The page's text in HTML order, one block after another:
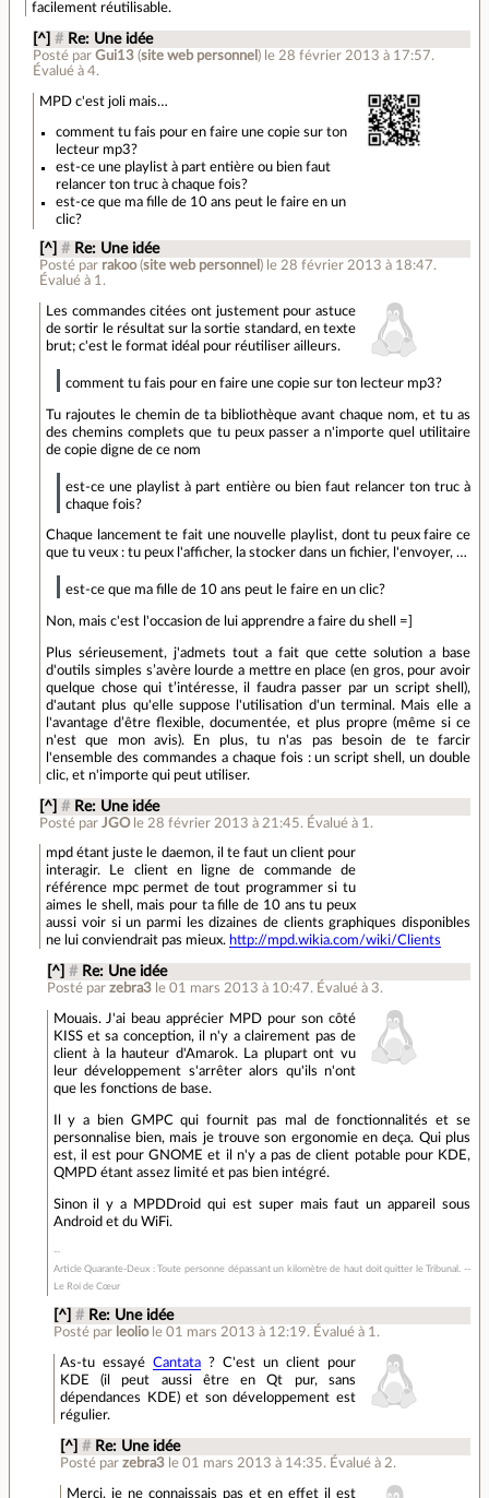
facilement réutilisable.
[^] # Re: Une idée
Posté par Gui13(site web personnel ) le 28 février 2013 à 17:57.
Évalué à 4.
MPD c'est joli mais…
comment tu fais pour en faire une copie sur ton
lecteur mp3?
est-ce une playlist à part entière ou bien faut
relancer ton truc à chaque fois?
est-ce que ma fille de 10 ans peut le faire en un
clic?
[^] # Re: Une idée
Posté par rakoo(site web personnel ) le 28 février 2013 à 18:47.
Évalué à 1.
Les commandes citées ont justement pour astuce
de sortir le résultat sur la sortie standard, en texte
brut; c'est le format idéal pour réutiliser ailleurs.
comment tu fais pour en faire une copie sur ton lecteur mp3?
Tu rajoutes le chemin de ta bibliothèque avant chaque nom, et tu as
des chemins complets que tu peux passer a n'importe quel utilitaire
de copie digne de ce nom
est-ce une playlist à part entière ou bien faut relancer ton truc à
chaque fois?
Chaque lancement te fait une nouvelle playlist, dont tu peux faire ce
que tu veux : tu peux l'afficher, la stocker dans un fichier, l'envoyer, …
est-ce que ma fille de 10 ans peut le faire en un clic?
Non, mais c'est l'occasion de lui apprendre a faire du shell =]
Plus sérieusement, j'admets tout a fait que cette solution a base
d'outils simples s’avère lourde a mettre en place (en gros, pour avoir
quelque chose qui t’intéresse, il faudra passer par un script shell),
d'autant plus qu'elle suppose l'utilisation d'un terminal. Mais elle a
l'avantage d’être flexible, documentée, et plus propre (même si ce
n'est que mon avis). En plus, tu n'as pas besoin de te farcir
l'ensemble des commandes a chaque fois : un script shell, un double
clic, et n'importe qui peut utiliser.
[^] # Re: Une idée
Posté parJGO le 28 février 2013 à 21:45. Évalué à 1 .
mpd étant juste le daemon, il te faut un client pour
interagir. Le client en ligne de commande de
référence mpc permet de tout programmer si tu
aimes le shell, mais pour ta fille de 10 ans tu peux
aussi voir si un parmi les dizaines de clients graphiques disponibles
ne lui conviendrait pas mieux. http://mpd.wikia.com/wiki/Clients
[^] # Re: Une idée
Posté par zebra3 le 01 mars 2013 à 10:47. Évalué à 3.
Mouais. J'ai beau apprécier MPD pour son côté
KISS et sa conception, il n'y a clairement pas de
client à la hauteur d'Amarok. La plupart ont vu
leur développement s'arrêter alors qu'ils n'ont
que les fonctions de base.
Il y a bien GMPC qui fournit pas mal de fonctionnalités et se
personnalise bien, mais je trouve son ergonomie en deça. Qui plus
est, il est pour GNOME et il n'y a pas de client potable pour KDE,
QMPD étant assez limité et pas bien intégré.
Sinon il y a MPDDroid qui est super mais faut un appareil sous
Android et du WiFi.
Article Quarante-Deux : Toute personne dépassant un kilomètre de haut doit quitter le Tribunal. --
Le Roi de Cœur
[^] # Re: Une idée
Posté par leolio le 01 mars 2013 à 12:19. Évalué à 1 .
As-tu essayé Cantata? C'est un client pour
KDE (il peut aussi être en Qt pur, sans
dépendances KDE) et son développement est
régulier.
[^] # Re: Une idée
Posté parzebra3 le 01 mars 2013 à 14:35. Évalué à 2.
Merci, je ne connaissais pas et en effet il est